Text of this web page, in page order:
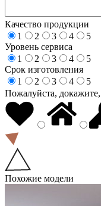
Качество продукции
1
2 3 4
5
Уровень сервиса
1
2 3 4
5
Срок изготовления
1
2 3 4
5
Пожалуйста,
Похожие модели